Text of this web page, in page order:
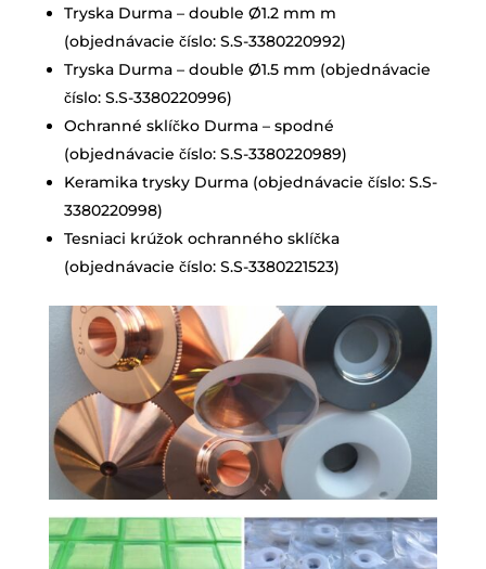
Tryska Durma – double Ø1.2 mm m
(objednávacie číslo: S.S-3380220992)
Tryska Durma – double Ø1.5 mm (objednávacie
číslo: S.S-3380220996)
Ochranné sklíčko Durma – spodné
(objednávacie číslo: S.S-3380220989)
Keramika trysky Durma (objednávacie číslo: S.S-
3380220998)
Tesniaci krúžok ochranného sklíčka
(objednávacie číslo: S.S-3380221523)